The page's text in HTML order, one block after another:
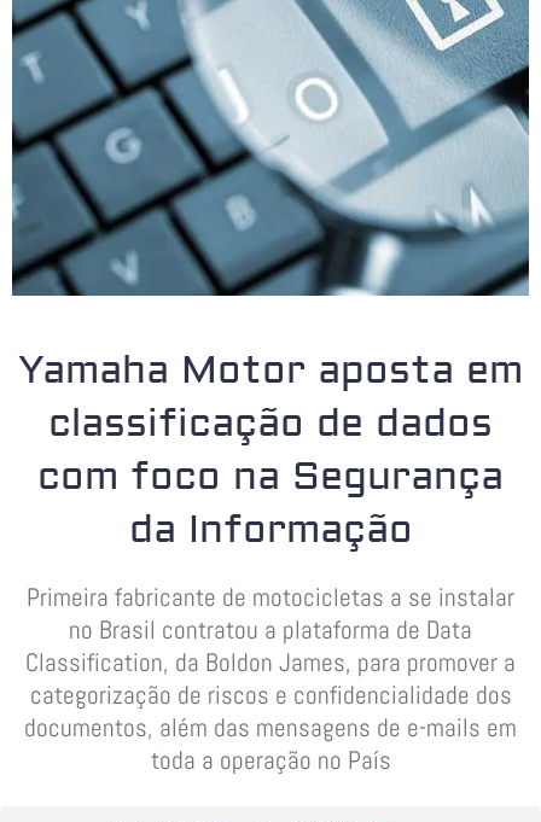
Yamaha Motor aposta em
classificação de dados
com foco na Segurança
da Informação
Primeira fabricante de motocicletas a se instalar
no Brasil contratou a plataforma de Data
Classification, da Boldon James, para promover a
categorização de riscos e confidencialidade dos
documentos, além das mensagens de e-mails em
toda a operação no País